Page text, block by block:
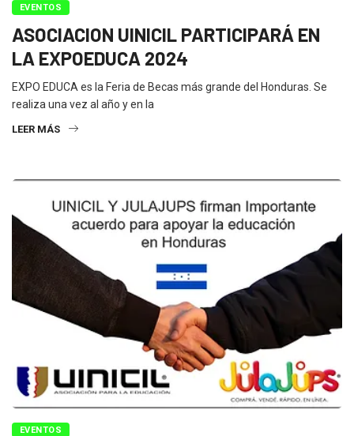
EVENTOS
ASOCIACION UINICIL PARTICIPARÁ EN
LA EXPOEDUCA 2024
EXPO EDUCA es la Feria de Becas más grande del Honduras. Se
realiza una vez al año y en la
LEER MÁS
EVENTOS